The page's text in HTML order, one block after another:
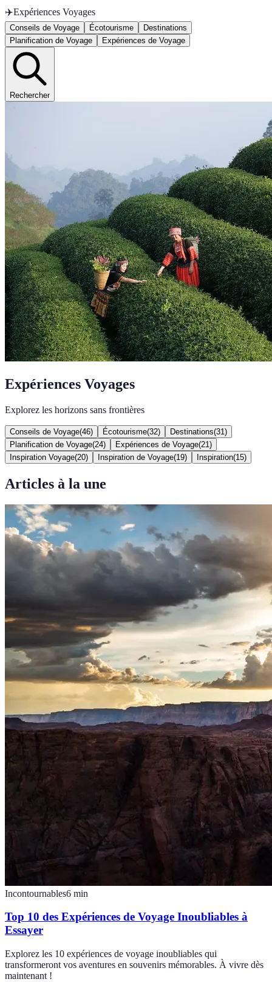
✈️Expériences Voyages
Conseils de Voyage Écotourisme
Destinations
Planification de Voyage
Expériences de Voyage
Rechercher
Expériences Voyages
Explorez les horizons sans frontières
Conseils de Voyage(46) Écotourisme(32) Destinations(31 )
Planification de Voyage(24) Expériences de Voyage(21 )
Inspiration Voyage(20) Inspiration de Voyage(19) Inspiration(15)
Articles à la une
Incontournables6 min
Top 10 des Expériences de Voyage Inoubliables à
Essayer
Explorez les 10 expériences de voyage inoubliables qui
transformeront vos aventures en souvenirs mémorables. À vivre dès
maintenant !